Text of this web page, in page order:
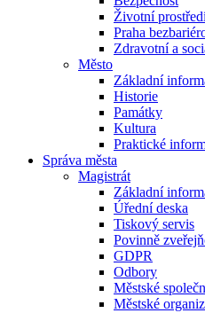
Životní
Praha
Zdravotní a
Město
Základní
Historie
Památky
Kultura
Praktické
Správa města
Magistrát
Základní
Úřední deska
Tiskový servis
Povinně
GDPR
Odbory
Městské
Městské